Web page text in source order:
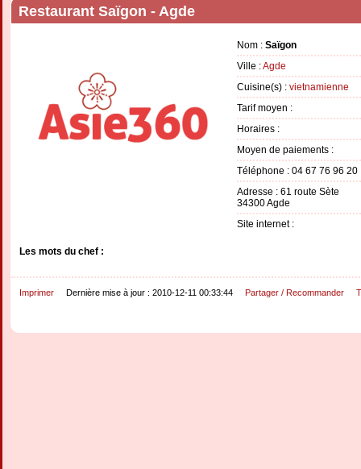
Restaurant Saïgon - Agde
Nom : Saïgon
Ville :Agde
Cuisine(s) : vietnamienne
Tarif moyen :
Horaires :
Moyen de paiements :
Téléphone : 04 67 76 96 20
Adresse : 61 route Sète
34300 Agde
Site internet :
Les mots du chef :
Imprimer Dernière mise à jour : 2010-12-11 00:33:44 Partager / Recommander